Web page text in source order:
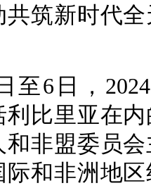
共筑新时代
至6日，
利比里亚在
和非盟委员
际和非洲地